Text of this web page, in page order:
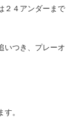
２４アンダーまで
いつき、プレーオ
。